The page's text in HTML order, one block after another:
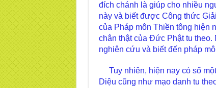
đích chánh là giúp cho nhiều
này và biết được Công thức
của Pháp môn Thiền tông hiện
chân thật của Đức Phật tu
nghiên cứu và biết đến pháp
Tuy nhiên, hiện nay có số
Diệu cũng như mạo danh tu